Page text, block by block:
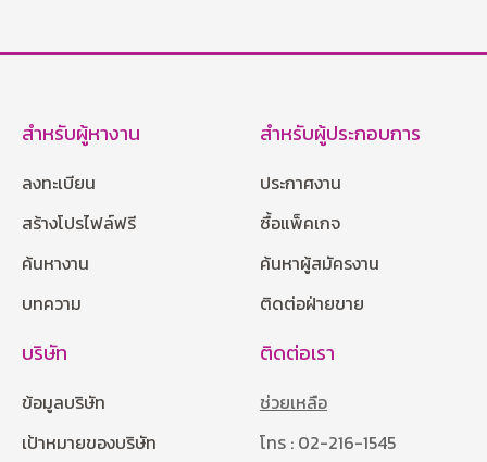
สำหรับผู้หางาน
ลงทะเบียน
สร้างโปรไฟล์ฟรี
ค้นหางาน
บทความ
สำหรับผู้ประกอบการ
ประกาศงาน
ซื้อแพ็คเกจ
ค้นหาผู้สมัครงาน
ติดต่อฝ่ายขาย
บริษัท
ข้อมูลบริษัท
เป้าหมายของบริษัท
ติดต่อเรา
ช่วยเหลือ
โทร : 02-216-1545